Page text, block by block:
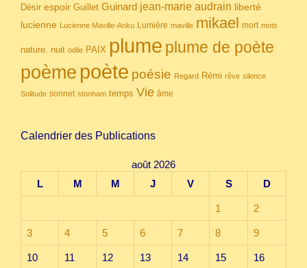
Désir espoir Guillet Guinard jean-marie audrain liberté
lucienne Lucienne Maville-Anku Lumière maville mikael mort mots
nature. nuit odile PAIX plume plume de poète
poème poète poésie Regard Rémi rêve silence
Solitude sonnet stonham temps Vie âme
Calendrier des Publications
août 2026
L
M M J V S D
1 2
3 4 5 6 7 8 9
10 11 12 13 14 15 16